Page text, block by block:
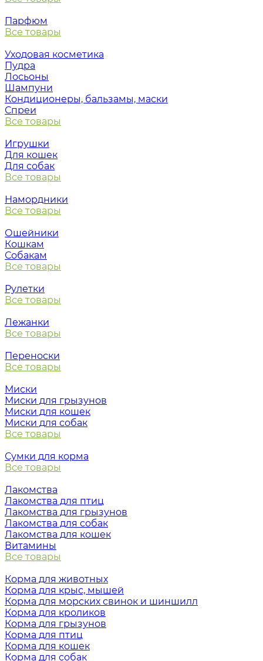
Парфюм
Все товары
Уходовая косметика
Пудра
Лосьоны
Шампуни
Кондиционеры, бальзамы, маски
Спреи
Все товары
Игрушки
Для кошек
Для собак
Все товары
Намордники
Все товары
Ошейники
Кошкам
Собакам
Все товары
Рулетки
Все товары
Лежанки
Все товары
Переноски
Все товары
Миски
Миски для грызунов
Миски для кошек
Миски для собак
Все товары
Сумки для корма
Все товары
Лакомства
Лакомства для птиц
Лакомства для грызунов
Лакомства для собак
Лакомства для кошек
Витамины
Все товары
Корма для животных
Корма для крыс, мышей
Корма для морских свинок и шиншилл
Корма для кроликов
Корма для грызунов
Корма для птиц
Корма для кошек
Корма для собак